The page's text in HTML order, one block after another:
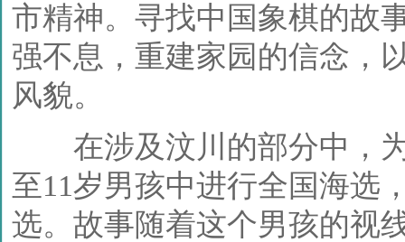
市精神。寻找中国象棋的故
强不息，重建家园的信念，
风貌。
在涉及汶川的部分中，为
至11岁男孩中进行全国海选
选。故事随着这个男孩的视